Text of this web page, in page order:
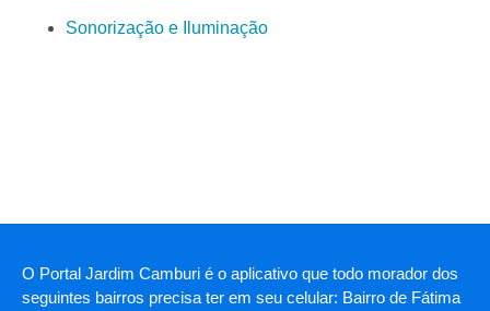
Sonorização e Iluminação
O Portal Jardim Camburi é o aplicativo que todo morador dos
seguintes bairros precisa ter em seu celular: Bairro de Fátima